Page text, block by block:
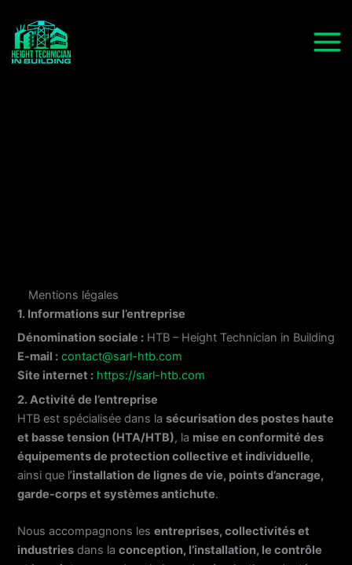
contenu
Mentions légales
1. Informations sur l’entreprise
Dénomination sociale :HTB – Height Technician in Building
E-mail : contact@sarl-htb.com
Site internet : https://sarl-htb.com
2. Activité de l’entreprise
HTB est spécialisée dans la sécurisation des postes haute
et basse tension (HTA/HTB), la mise en conformité des
équipements de protection collective et individuelle,
ainsi que l’installation de lignes de vie, points d’ancrage,
garde-corps et systèmes antichute.
Nous accompagnons les entreprises, collectivités et
industriesdans la conception, l’installation, le contrôle